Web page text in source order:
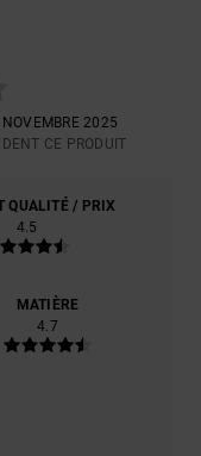
2025
CE PRODUIT
QUALITÉ / PRIX
4.5
MATIÈRE
4.7